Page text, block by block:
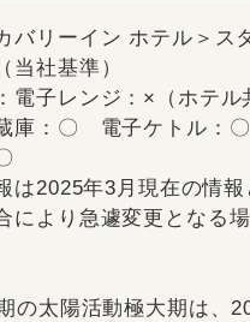
バリーイン ホテル＞ス
当社基準）
電子レンジ：×（ホテル
庫：〇 電子ケトル：
は2025年3月現在の情報
により急遽変更となる
の太陽活動極大期は、